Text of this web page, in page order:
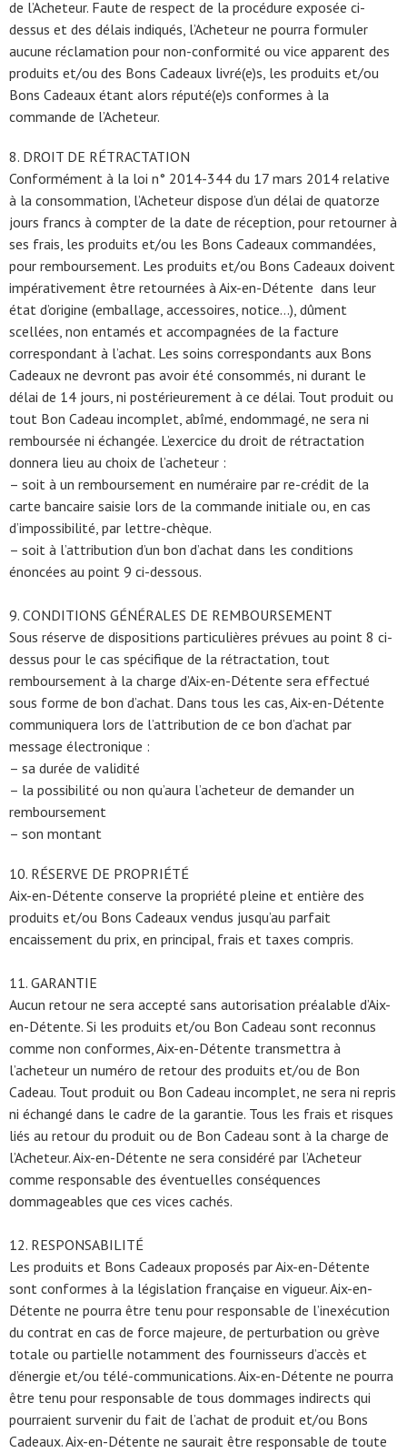
de l’Acheteur. Faute de respect de la procédure exposée ci-
dessus et des délais indiqués, l’Acheteur ne pourra formuler
aucune réclamation pour non-conformité ou vice apparent des
produits et/ou des Bons Cadeaux livré(e)s, les produits et/ou
Bons Cadeaux étant alors réputé(e)s conformes à la
commande de l’Acheteur.
8. DROIT DE RÉTRACTATION
Conformément à la loi n° 2014-344 du 17 mars 2014 relative
à la consommation, l’Acheteur dispose d’un délai de quatorze
jours francs à compter de la date de réception, pour retourner à
ses frais, les produits et/ou les Bons Cadeaux commandées,
pour remboursement. Les produits et/ou Bons Cadeaux doivent
impérativement être retournées à Aix-en-Détente dans leur
état d’origine (emballage, accessoires, notice…), dûment
scellées, non entamés et accompagnées de la facture
correspondant à l’achat. Les soins correspondants aux Bons
Cadeaux ne devront pas avoir été consommés, ni durant le
délai de 14 jours, ni postérieurement à ce délai. Tout produit ou
tout Bon Cadeau incomplet, abîmé, endommagé, ne sera ni
remboursée ni échangée. L’exercice du droit de rétractation
donnera lieu au choix de l’acheteur :
– soit à un remboursement en numéraire par re-crédit de la
carte bancaire saisie lors de la commande initiale ou, en cas
d’impossibilité, par lettre-chèque.
– soit à l’attribution d’un bon d’achat dans les conditions
énoncées au point 9 ci-dessous.
9. CONDITIONS GÉNÉRALES DE REMBOURSEMENT
Sous réserve de dispositions particulières prévues au point 8 ci-
dessus pour le cas spécifique de la rétractation, tout
remboursement à la charge d’Aix-en-Détente sera effectué
sous forme de bon d’achat. Dans tous les cas, Aix-en-Détente
communiquera lors de l’attribution de ce bon d’achat par
message électronique :
– sa durée de validité
– la possibilité ou non qu’aura l’acheteur de demander un
remboursement
– son montant
10. RÉSERVE DE PROPRIÉTÉ
Aix-en-Détente conserve la propriété pleine et entière des
produits et/ou Bons Cadeaux vendus jusqu’au parfait
encaissement du prix, en principal, frais et taxes compris.
11. GARANTIE
Aucun retour ne sera accepté sans autorisation préalable d’Aix-
en-Détente. Si les produits et/ou Bon Cadeau sont reconnus
comme non conformes, Aix-en-Détente transmettra à
l’acheteur un numéro de retour des produits et/ou de Bon
Cadeau. Tout produit ou Bon Cadeau incomplet, ne sera ni repris
ni échangé dans le cadre de la garantie. Tous les frais et risques
liés au retour du produit ou de Bon Cadeau sont à la charge de
l’Acheteur. Aix-en-Détente ne sera considéré par l’Acheteur
comme responsable des éventuelles conséquences
dommageables que ces vices cachés.
12. RESPONSABILITÉ
Les produits et Bons Cadeaux proposés par Aix-en-Détente
sont conformes à la législation française en vigueur. Aix-en-
Détente ne pourra être tenu pour responsable de l’inexécution
du contrat en cas de force majeure, de perturbation ou grève
totale ou partielle notamment des fournisseurs d’accès et
d’énergie et/ou télé-communications. Aix-en-Détente ne pourra
être tenu pour responsable de tous dommages indirects qui
pourraient survenir du fait de l’achat de produit et/ou Bons
Cadeaux. Aix-en-Détente ne saurait être responsable de toute